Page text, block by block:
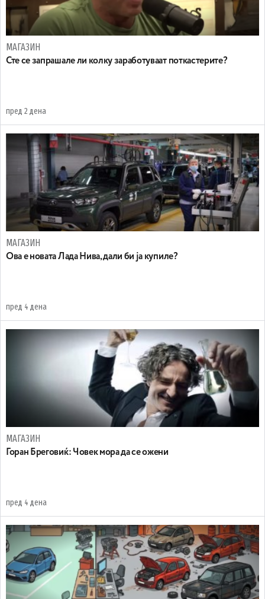
МАГАЗИН
Сте се запрашале ли колку заработуваат поткастерите?
пред 2 дена
МАГАЗИН
Ова е новата Лада Нива, дали би ја купиле?
пред 4 дена
МАГАЗИН
Горан Бреговиќ: Човек мора да се ожени
пред 4 дена